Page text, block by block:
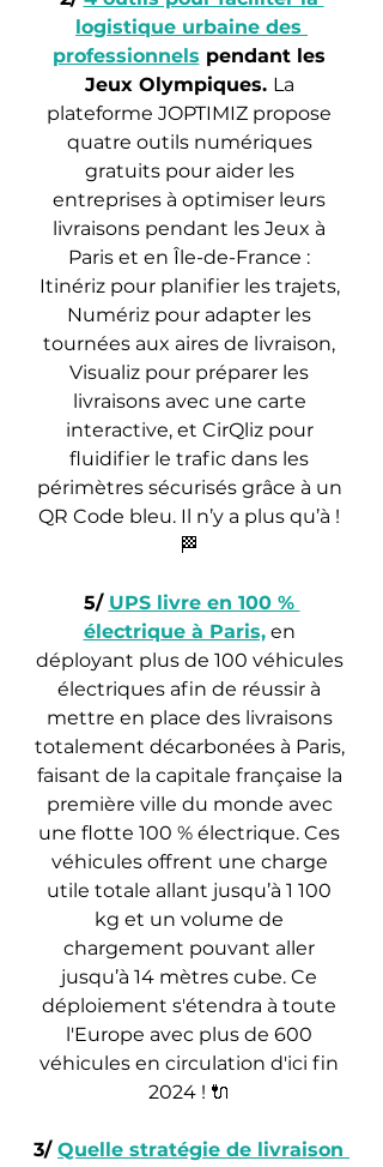
logistique urbaine des
professionnels pendant les
Jeux Olympiques. La
plateforme JOPTIMIZ propose
quatre outils numériques
gratuits pour aider les
entreprises à optimiser leurs
livraisons pendant les Jeux à
Paris et en Île-de-France :
Itinériz pour planifier les trajets,
Numériz pour adapter les
tournées aux aires de livraison,
Visualiz pour préparer les
livraisons avec une carte
interactive, et CirQliz pour
fluidifier le trafic dans les
périmètres sécurisés grâce à un
QR Code bleu. Il n’y a plus qu’à !
🏁
5/ UPS livre en 100 %
électrique à Paris, en
déployant plus de 100 véhicules
électriques afin de réussir à
mettre en place des livraisons
totalement décarbonées à Paris,
faisant de la capitale française la
première ville du monde avec
une flotte 100 % électrique. Ces
véhicules offrent une charge
utile totale allant jusqu’à 1 100
kg et un volume de
chargement pouvant aller
jusqu’à 14 mètres cube. Ce
déploiement s'étendra à toute
l'Europe avec plus de 600
véhicules en circulation d'ici fin
2024 ! 🔌
3/ Quelle stratégie de livraison